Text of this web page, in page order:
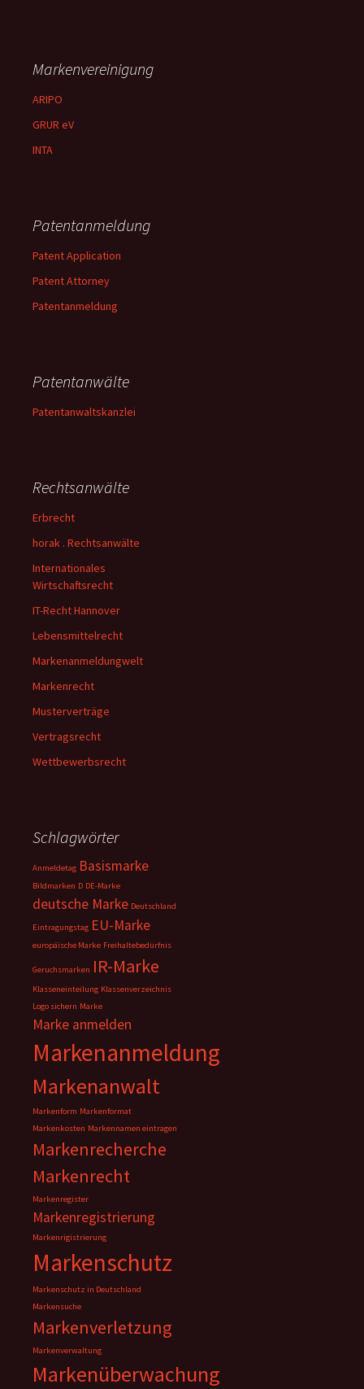
Markenvereinigung
ARIPO
GRUR eV
INTA
Patentanmeldung
Patent Application
Patent Attorney
Patentanmeldung
Patentanwälte
Patentanwaltskanzlei
Rechtsanwälte
Erbrecht
horak . Rechtsanwälte
Internationales
Wirtschaftsrecht
IT-Recht Hannover
Lebensmittelrecht
Markenanmeldungwelt
Markenrecht
Musterverträge
Vertragsrecht
Wettbewerbsrecht
Schlagwörter
Anmeldetag Basismarke
Bildmarken D DE-Marke
deutsche Marke Deutschland
Eintragungstag EU-Marke
europäische Marke Freihaltebedürfnis
Geruchsmarken IR-Marke
Klasseneinteilung Klassenverzeichnis
Logo sichern Marke
Marke anmelden
Markenanmeldung
Markenanwalt
Markenform Markenformat
Markenkosten Markennamen eintragen
Markenrecherche
Markenrecht
Markenregister
Markenregistrierung
Markenrigistrierung
Markenschutz
Markenschutz in Deutschland
Markensuche
Markenverletzung
Markenverwaltung
Markenüberwachung